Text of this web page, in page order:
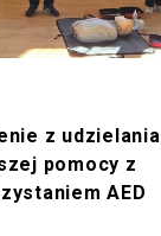
z udzielania
pomocy z
AED